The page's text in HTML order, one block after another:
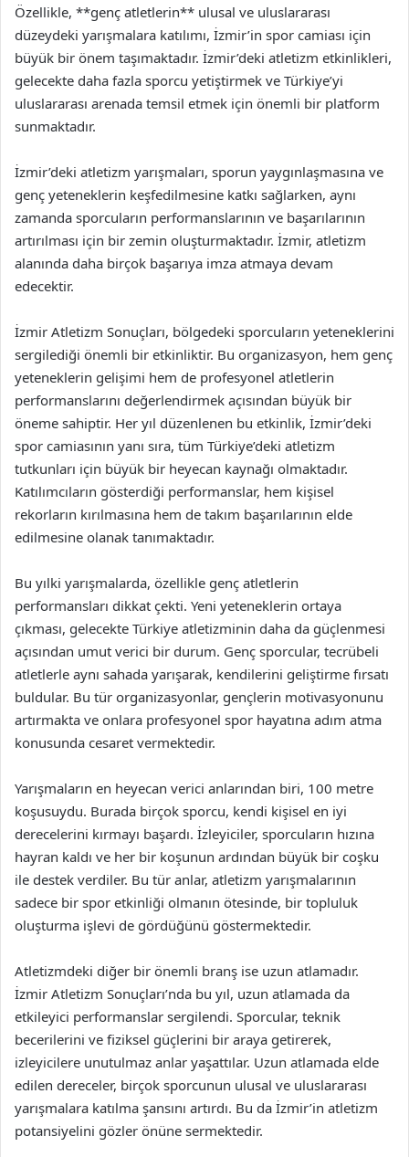
Özellikle, **genç atletlerin** ulusal ve uluslararası
düzeydeki yarışmalara katılımı, İzmir’in spor camiası için
büyük bir önem taşımaktadır. İzmir’deki atletizm etkinlikleri,
gelecekte daha fazla sporcu yetiştirmek ve Türkiye’yi
uluslararası arenada temsil etmek için önemli bir platform
sunmaktadır.
İzmir’deki atletizm yarışmaları, sporun yaygınlaşmasına ve
genç yeteneklerin keşfedilmesine katkı sağlarken, aynı
zamanda sporcuların performanslarının ve başarılarının
artırılması için bir zemin oluşturmaktadır. İzmir, atletizm
alanında daha birçok başarıya imza atmaya devam
edecektir.
İzmir Atletizm Sonuçları, bölgedeki sporcuların yeteneklerini
sergilediği önemli bir etkinliktir. Bu organizasyon, hem genç
yeteneklerin gelişimi hem de profesyonel atletlerin
performanslarını değerlendirmek açısından büyük bir
öneme sahiptir. Her yıl düzenlenen bu etkinlik, İzmir’deki
spor camiasının yanı sıra, tüm Türkiye’deki atletizm
tutkunları için büyük bir heyecan kaynağı olmaktadır.
Katılımcıların gösterdiği performanslar, hem kişisel
rekorların kırılmasına hem de takım başarılarının elde
edilmesine olanak tanımaktadır.
Bu yılki yarışmalarda, özellikle genç atletlerin
performansları dikkat çekti. Yeni yeteneklerin ortaya
çıkması, gelecekte Türkiye atletizminin daha da güçlenmesi
açısından umut verici bir durum. Genç sporcular, tecrübeli
atletlerle aynı sahada yarışarak, kendilerini geliştirme fırsatı
buldular. Bu tür organizasyonlar, gençlerin motivasyonunu
artırmakta ve onlara profesyonel spor hayatına adım atma
konusunda cesaret vermektedir.
Yarışmaların en heyecan verici anlarından biri, 100 metre
koşusuydu. Burada birçok sporcu, kendi kişisel en iyi
derecelerini kırmayı başardı. İzleyiciler, sporcuların hızına
hayran kaldı ve her bir koşunun ardından büyük bir coşku
ile destek verdiler. Bu tür anlar, atletizm yarışmalarının
sadece bir spor etkinliği olmanın ötesinde, bir topluluk
oluşturma işlevi de gördüğünü göstermektedir.
Atletizmdeki diğer bir önemli branş ise uzun atlamadır.
İzmir Atletizm Sonuçları’nda bu yıl, uzun atlamada da
etkileyici performanslar sergilendi. Sporcular, teknik
becerilerini ve fiziksel güçlerini bir araya getirerek,
izleyicilere unutulmaz anlar yaşattılar. Uzun atlamada elde
edilen dereceler, birçok sporcunun ulusal ve uluslararası
yarışmalara katılma şansını artırdı. Bu da İzmir’in atletizm
potansiyelini gözler önüne sermektedir.